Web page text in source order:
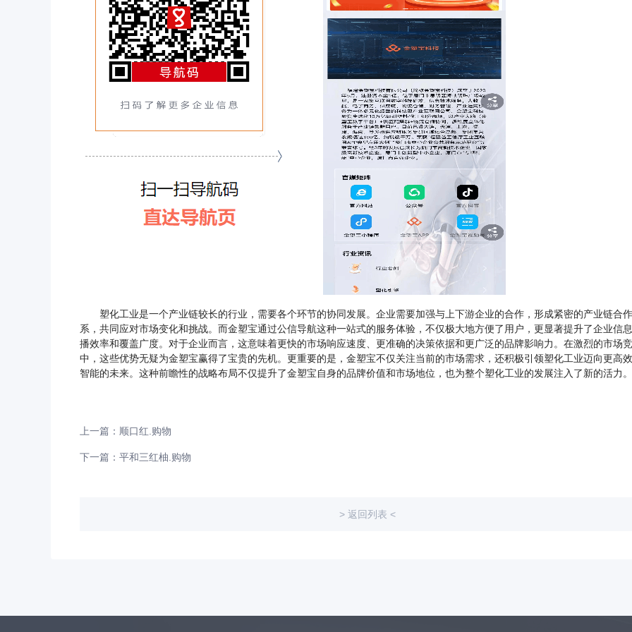
塑化工业是一个产业链较长的行业，需要各个环节的协同发展。企业需要加强与上下游企业的合作，形成紧密的产业链合
系，共同应对市场变化和挑战。而金塑宝通过公信导航这种一站式的服务体验，不仅极大地方便了用户，更显著提升了企业信
播效率和覆盖广度。对于企业而言，这意味着更快的市场响应速度、更准确的决策依据和更广泛的品牌影响力。在激烈的市场
中，这些优势无疑为金塑宝赢得了宝贵的先机。更重要的是，金塑宝不仅关注当前的市场需求，还积极引领塑化工业迈向更高
智能的未来。这种前瞻性的战略布局不仅提升了金塑宝自身的品牌价值和市场地位，也为整个塑化工业的发展注入了新的活力。
上一篇：顺口红.购物
下一篇：平和三红柚.购物
> 返回列表 <